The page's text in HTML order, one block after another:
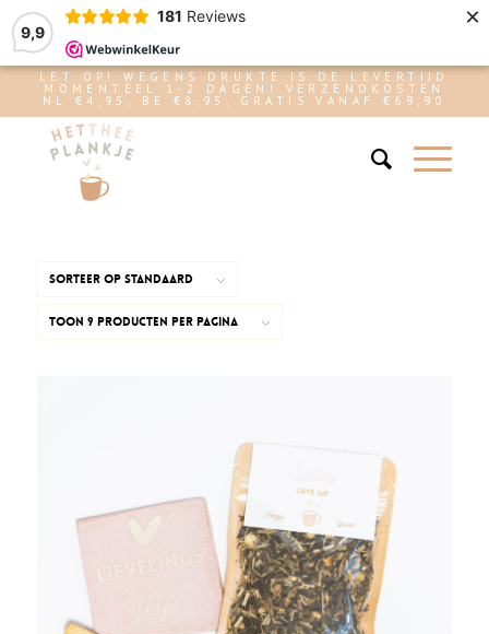
9,9
181 Reviews ×
LET OP! WEGENS DRUKTE IS DE LEVERTIJD
MOMENTEEL 1-2 DAGEN! VERZENDKOSTEN
NL €4,95, BE €8,95, GRATIS VANAF €69,90
Sorteer op Standaard
Toon 9 Producten per pagina